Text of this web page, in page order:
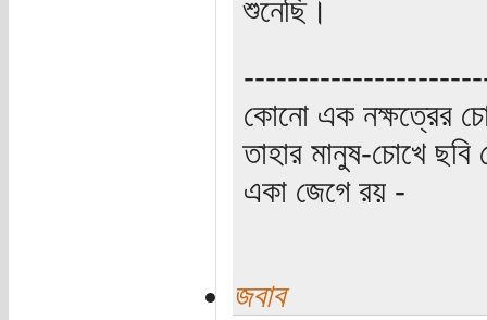
শুনেছি।
কোনো এক নক্ষত্রের
তাহার মানুষ-চোখে ছবি
একা জেগে রয় -
জবাব